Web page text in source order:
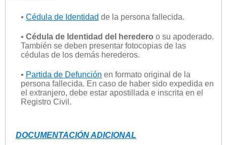
• Cédula de Identidad de la persona fallecida.
• Cédula de Identidad del heredero o su apoderado.
También se deben presentar fotocopias de las
cédulas de los demás herederos.
• Partida de Defunción en formato original de la
persona fallecida. En caso de haber sido expedida en
el extranjero, debe estar apostillada e inscrita en el
Registro Civil.
DOCUMENTACIÓN ADICIONAL